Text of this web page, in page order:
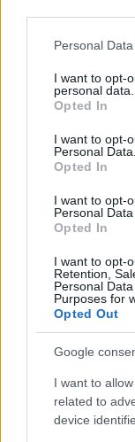
Please note that
not limited to your
grant or deny
use your data for
consent section.
Personal
I want to opt-
personal data.
Opted In
I want to opt-
Personal Data.
Opted In
I want to opt-
Personal
Opted In
I want to opt-
Retention,
Personal
Purposes for
Opted Out
Google
I want to
related to
device
Costruire un PC
un’opportunità
secondo i tuoi
attenzione ai
che non solo
accompagnerà
venire. Sei
AUTORE